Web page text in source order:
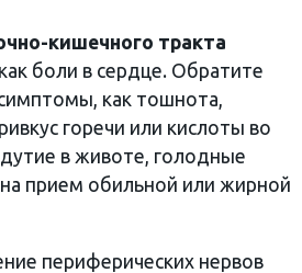
кишечного тракта
боли в сердце. Обратите
как тошнота,
горечи или кислоты во
в животе, голодные
прием обильной или жирной
периферических нервов